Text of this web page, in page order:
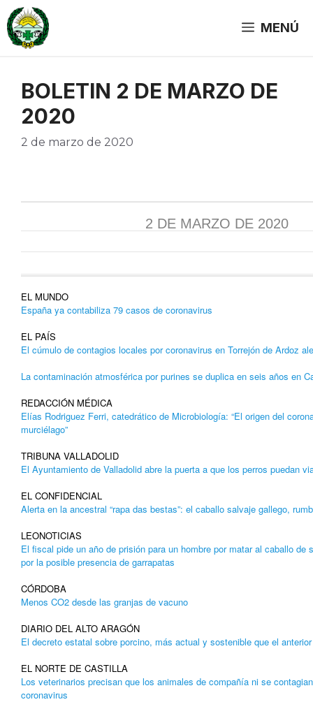
Saltar
al
contenido
MENÚ
BOLETIN 2 DE MARZO DE
2020
2 de marzo de 2020
2 DE MARZO DE 2020
EL MUNDO
España ya contabiliza 79 casos de coronavirus
EL PAÍS
El cúmulo de contagios locales por coronavirus en Torrejón de Ardoz
La contaminación atmosférica por purines se duplica en seis años en
REDACCIÓN MÉDICA
Elías Rodriguez Ferri, catedrático de Microbiología: “El origen del
murciélago”
TRIBUNA VALLADOLID
El Ayuntamiento de Valladolid abre la puerta a que los perros puedan
EL CONFIDENCIAL
Alerta en la ancestral “rapa das bestas”: el caballo salvaje gallego,
LEONOTICIAS
El fiscal pide un año de prisión para un hombre por matar al caballo de
por la posible presencia de garrapatas
CÓRDOBA
Menos CO2 desde las granjas de vacuno
DIARIO DEL ALTO ARAGÓN
El decreto estatal sobre porcino, más actual y sostenible que el anterior
EL NORTE DE CASTILLA
Los veterinarios precisan que los animales de compañía ni se
coronavirus